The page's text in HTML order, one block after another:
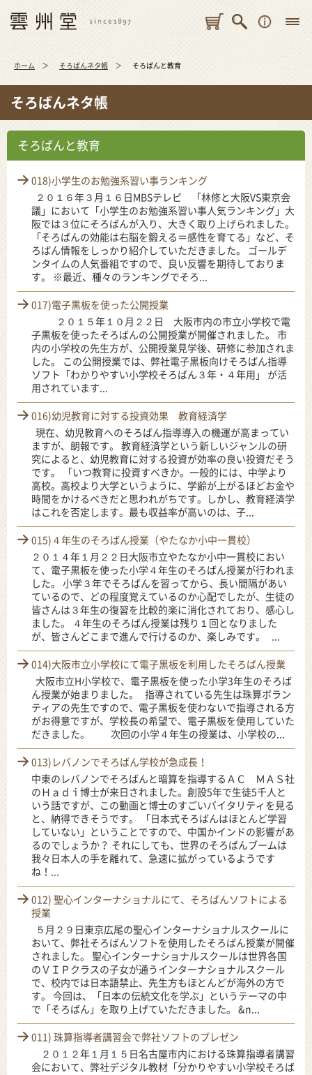
ホーム そろばんネタ帳 そろばんと教育
そろばんネタ帳
そろばんと教育
018)小学生のお勉強系習い事ランキング
２０１６年３月１６日MBSテレビ 「林修と大阪VS東京会
議」において「小学生のお勉強系習い事人気ランキング」大
阪では３位にそろばんが入り、大きく取り上げられました。
「そろばんの効能は右脳を鍛える＝感性を育てる」など、そ
ろばん情報をしっかり紹介していただきました。 ゴールデ
ンタイムの人気番組ですので、良い反響を期待しておりま
す。 ※最近、種々のランキングでそろ...
017)電子黒板を使った公開授業
２０１５年１０月２２日 大阪市内の市立小学校で電
子黒板を使ったそろばんの公開授業が開催されました。 市
内の小学校の先生方が、公開授業見学後、研修に参加されま
した。 この公開授業では、弊社電子黒板向けそろばん指導
ソフト「わかりやすい小学校そろばん３年・４年用」 が活
用されています...
016)幼児教育に対する投資効果 教育経済学
現在、幼児教育へのそろばん指導導入の機運が高まってい
ますが、朗報です。 教育経済学という新しいジャンルの研
究によると、幼児教育に対する投資が効率の良い投資だそう
です。 「いつ教育に投資すべきか。一般的には、中学より
高校。高校より大学というように、学齢が上がるほどお金や
時間をかけるべきだと思われがちです。しかし、教育経済学
はこれを否定します。最も収益率が高いのは、子...
015)４年生のそろばん授業（やたなか小中一貫校）
２０１４年１月２２日大阪市立やたなか小中一貫校におい
て、電子黒板を使った小学４年生のそろばん授業が行われま
した。 小学３年でそろばんを習ってから、長い間隔があい
ているので、どの程度覚えているのか心配でしたが、生徒の
皆さんは３年生の復習を比較的楽に消化されており、感心し
ました。 ４年生のそろばん授業は残り１回となりました
が、皆さんどこまで進んで行けるのか、楽しみです。 ...
014)大阪市立小学校にて電子黒板を利用したそろばん授業
大阪市立H小学校で、電子黒板を使った小学3年生のそろば
ん授業が始まりました。 指導されている先生は珠算ボラン
ティアの先生ですので、電子黒板を使わないで指導される方
がお得意ですが、学校長の希望で、電子黒板を使用していた
だきました。 次回の小学４年生の授業は、小学校の...
013)レバノンでそろばん学校が急成長！
中東のレバノンでそろばんと暗算を指導するＡＣ ＭＡＳ社
のＨａｄｉ博士が来日されました。創設5年で生徒5千人と
いう話ですが、この動画と博士のすごいバイタリティを見る
と、納得できそうです。 「日本式そろばんはほとんど学習
していない」ということですので、中国かインドの影響があ
るのでしょうか？ それにしても、世界のそろばんブームは
我々日本人の手を離れて、急速に拡がっているようです
ね！...
012) 聖心インターナショナルにて、そろばんソフトによる
授業
５月２９日東京広尾の聖心インターナショナルスクールに
おいて、弊社そろばんソフトを使用したそろばん授業が開催
されました。 聖心インターナショナルスクールは世界各国
のＶＩＰクラスの子女が通うインターナショナルスクール
で、校内では日本語禁止、先生方もほとんどが海外の方で
す。 今回は、「日本の伝統文化を学ぶ」というテーマの中
で「そろばん」を取り上げていただきました。 &n...
011) 珠算指導者講習会で弊社ソフトのプレゼン
２０１２年１月１５日名古屋市内における珠算指導者講習
会において、弊社デジタル教材「分かりやすい小学校そろば